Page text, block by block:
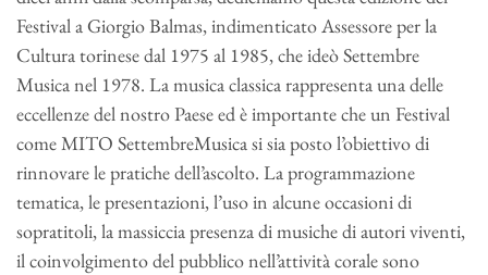
Festival a Giorgio Balmas, indimenticato Assessore per la
Cultura torinese dal 1975 al 1985, che ideò Settembre
Musica nel 1978. La musica classica rappresenta una delle
eccellenze del nostro Paese ed è importante che un Festival
come MITO SettembreMusica si sia posto l’obiettivo di
rinnovare le pratiche dell’ascolto. La programmazione
tematica, le presentazioni, l’uso in alcune occasioni di
sopratitoli, la massiccia presenza di musiche di autori viventi,
il coinvolgimento del pubblico nell’attività corale sono